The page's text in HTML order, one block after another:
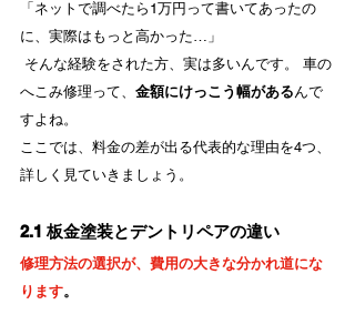
「ネットで調べたら1万円って書いてあったの
に、実際はもっと高かった…」
そんな経験をされた方、実は多いんです。 車の
へこみ修理って、 金額にけっこう幅があるんで
すよね。
ここでは、料金の差が出る代表的な理由を4つ、
詳しく見ていきましょう。
2.1 板金塗装とデントリペアの違い
修理方法の選択が、費用の大きな分かれ道にな
ります。